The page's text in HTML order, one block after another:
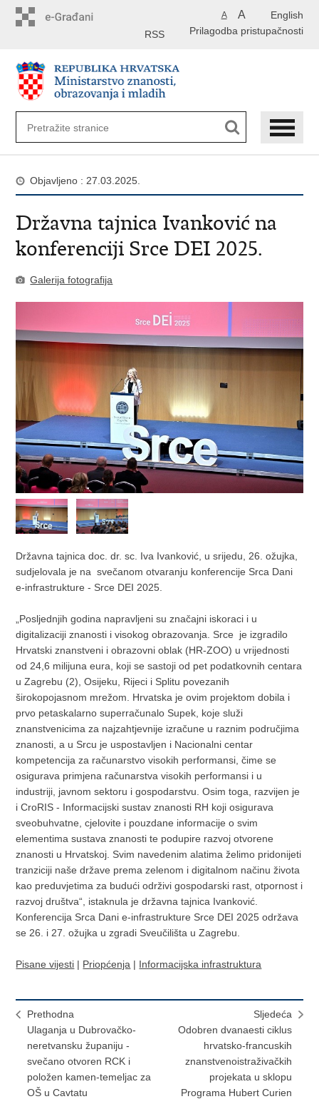
English
A A
Prilagodba pristupačnosti
RSS
Objavljeno : 27.03.2025.
Državna tajnica Ivanković na
konferenciji Srce DEI 2025.
Galerija fotografija
Državna tajnica doc. dr. sc. Iva Ivanković, u srijedu, 26. ožujka,
sudjelovala je na svečanom otvaranju konferencije Srca Dani
e-infrastrukture - Srce DEI 2025.
„Posljednjih godina napravljeni su značajni iskoraci i u
digitalizaciji znanosti i visokog obrazovanja. Srce je izgradilo
Hrvatski znanstveni i obrazovni oblak (HR-ZOO) u vrijednosti
od 24,6 milijuna eura, koji se sastoji od pet podatkovnih centara
u Zagrebu (2), Osijeku, Rijeci i Splitu povezanih
širokopojasnom mrežom. Hrvatska je ovim projektom dobila i
prvo petaskalarno superračunalo Supek, koje služi
znanstvenicima za najzahtjevnije izračune u raznim područjima
znanosti, a u Srcu je uspostavljen i Nacionalni centar
kompetencija za računarstvo visokih performansi, čime se
osigurava primjena računarstva visokih performansi i u
industriji, javnom sektoru i gospodarstvu. Osim toga, razvijen je
i CroRIS - Informacijski sustav znanosti RH koji osigurava
sveobuhvatne, cjelovite i pouzdane informacije o svim
elementima sustava znanosti te podupire razvoj otvorene
znanosti u Hrvatskoj. Svim navedenim alatima želimo pridonijeti
tranziciji naše države prema zelenom i digitalnom načinu života
kao preduvjetima za budući održivi gospodarski rast, otpornost i
razvoj društva“, istaknula je državna tajnica Ivanković.
Konferencija Srca Dani e-infrastrukture Srce DEI 2025 održava
se 26. i 27. ožujka u zgradi Sveučilišta u Zagrebu.
Pisane vijesti | Priopćenja | Informacijska infrastruktura
Prethodna
Ulaganja u Dubrovačko-
neretvansku županiju -
svečano otvoren RCK i
položen kamen-temeljac za
OŠ u Cavtatu
Sljedeća
Odobren dvanaesti ciklus
hrvatsko-francuskih
znanstvenoistraživačkih
projekata u sklopu
Programa Hubert Curien